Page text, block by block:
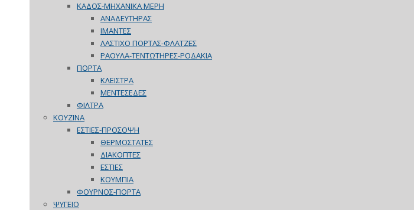
ΚΑΔΟΣ-ΜΗΧΑΝΙΚΑ ΜΕΡΗ
ΑΝΑΔΕΥΤΗΡΑΣ
ΙΜΑΝΤΕΣ
ΛΑΣΤΙΧΟ ΠΟΡΤΑΣ-ΦΛΑΤΖΕΣ
ΡΑΟΥΛΑ-ΤΕΝΤΩΤΗΡΕΣ-ΡΟΔΑΚΙΑ
ΠΟΡΤΑ
ΚΛΕΙΣΤΡΑ
ΜΕΝΤΕΣΕΔΕΣ
ΦΙΛΤΡΑ
ΚΟΥΖΙΝΑ
ΕΣΤΙΕΣ-ΠΡΟΣΟΨΗ
ΘΕΡΜΟΣΤΑΤΕΣ
ΔΙΑΚΟΠΤΕΣ
ΕΣΤΙΕΣ
ΚΟΥΜΠΙΑ
ΦΟΥΡΝΟΣ-ΠΟΡΤΑ
ΨΥΓΕΙΟ